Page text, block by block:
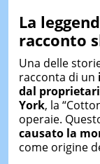
La
racconto
Una delle
racconta di un
dal
York, la
operaie.
causato la
come origine